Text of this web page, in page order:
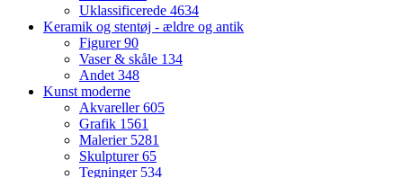
Uklassificerede 4634
Keramik og stentøj - ældre og antik
Figurer90
Vaser & skåle 134
Andet348
Kunst moderne
Akvareller605
Grafik 1561
Malerier 5281
Skulpturer65
Tegninger 534